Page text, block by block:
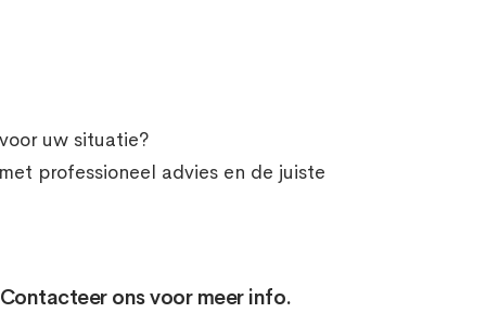
uw situatie?
professioneel advies en de juiste
Contacteer ons voor meer info.